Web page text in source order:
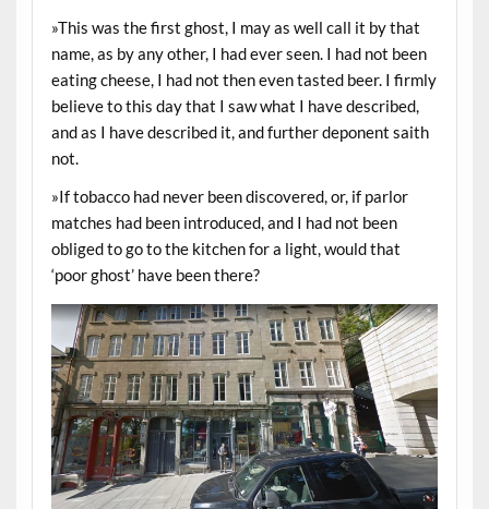
»This was the first ghost, I may as well call it by that
name, as by any other, I had ever seen. I had not been
eating cheese, I had not then even tasted beer. I firmly
believe to this day that I saw what I have described,
and as I have described it, and further deponent saith
not.
»If tobacco had never been discovered, or, if parlor
matches had been introduced, and I had not been
obliged to go to the kitchen for a light, would that
‘poor ghost’ have been there?